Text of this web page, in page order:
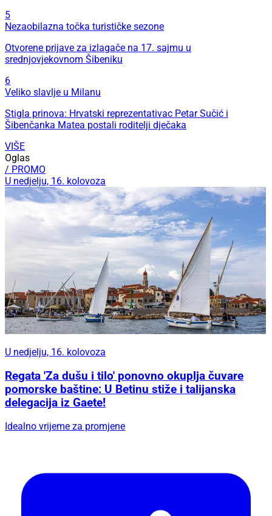
5
Nezaobilazna točka turističke sezone
Otvorene prijave za izlagače na 17. sajmu u
srednjovjekovnom Šibeniku
6
Veliko slavlje u Milanu
Stigla prinova: Hrvatski reprezentativac Petar Sučić i
Šibenčanka Matea postali roditelji dječaka
VIŠE
Oglas
/ PROMO
U nedjelju, 16. kolovoza
U nedjelju, 16. kolovoza
Regata 'Za dušu i tilo' ponovno okuplja čuvare
pomorske baštine: U Betinu stiže i talijanska
delegacija iz Gaete!
Idealno vrijeme za promjene